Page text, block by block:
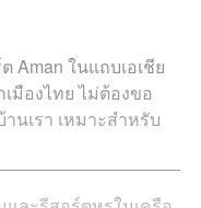
Aman ในแถบเอเชีย
มืองไทย ไม่ต้องขอ
นเรา เหมาะสำหรับ